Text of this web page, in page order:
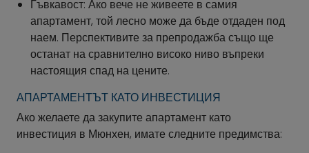
Гъвкавост: Ако вече не живеете в самия
апартамент, той лесно може да бъде отдаден под
наем. Перспективите за препродажба също ще
останат на сравнително високо ниво въпреки
настоящия спад на цените.
АПАРТАМЕНТЪТ КАТО ИНВЕСТИЦИЯ
Ако желаете да закупите апартамент като
инвестиция в Мюнхен, имате следните предимства: